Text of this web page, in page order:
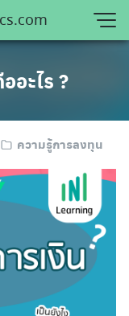
อะไร ?
ความรู้การลงทุน